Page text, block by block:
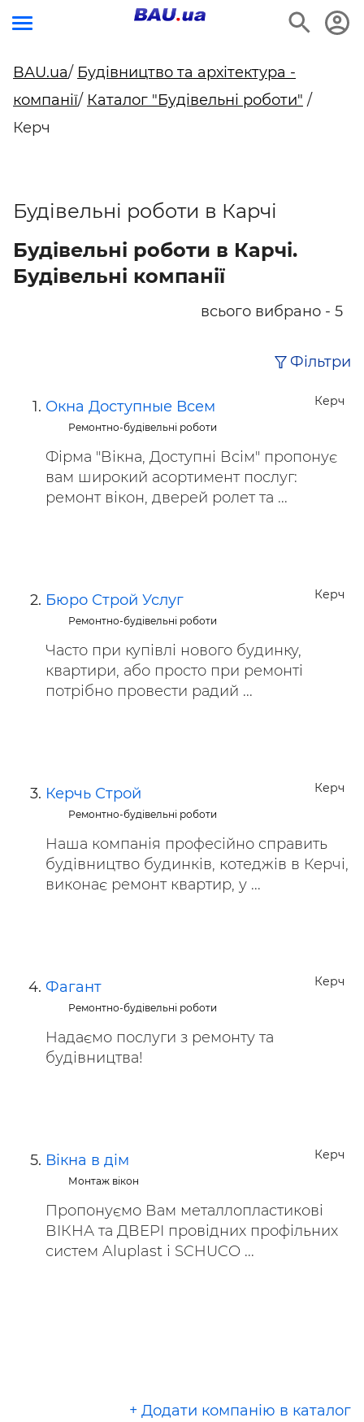
BAU.ua/ Будівництво та архітектура -
компанії/ Каталог "Будівельні роботи" /
Керч
Будівельні роботи в Карчі
Будівельні роботи в Карчі.
Будівельні компанії
всього вибрано - 5
Фільтри
Керч
Окна Доступные Всем
Ремонтно-будівельні роботи
Фірма "Вікна, Доступні Всім" пропонує
вам широкий асортимент послуг:
ремонт вікон, дверей ролет та ...
Керч
Бюро Строй Услуг
Ремонтно-будівельні роботи
Часто при купівлі нового будинку,
квартири, або просто при ремонті
потрібно провести радий ...
Керч
Керчь Строй
Ремонтно-будівельні роботи
Наша компанія професійно справить
будівництво будинків, котеджів в Керчі,
виконає ремонт квартир, у ...
Керч
Фагант
Ремонтно-будівельні роботи
Надаємо послуги з ремонту та
будівництва!
Керч
Вікна в дім
Монтаж вікон
Пропонуємо Вам металлопластиковi
ВІКНА та ДВЕРІ провідних профільних
систем Aluplast і SCHUCO ...
+ Додати компанію в каталог